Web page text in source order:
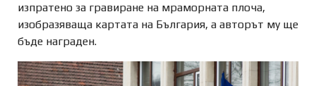
изпратено за гравиране на мраморната плоча,
изобразяваща картата на България, а авторът му ще
бъде награден.